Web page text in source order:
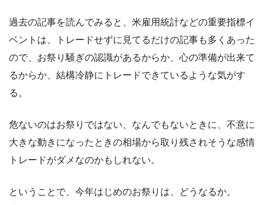
過去の記事を読んでみると、米雇用統計などの重要指標イ
ベントは、トレードせずに見てるだけの記事も多くあった
ので、お祭り騒ぎの認識があるからか、心の準備が出来て
るからか、結構冷静にトレードできているような気がす
る。
危ないのはお祭りではない、なんでもないときに、不意に
大きな動きになったときの相場から取り残されそうな感情
トレードがダメなのかもしれない。
ということで、今年はじめのお祭りは、どうなるか。